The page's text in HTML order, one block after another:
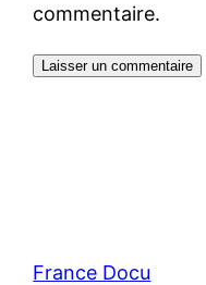
commentaire.
France Docu